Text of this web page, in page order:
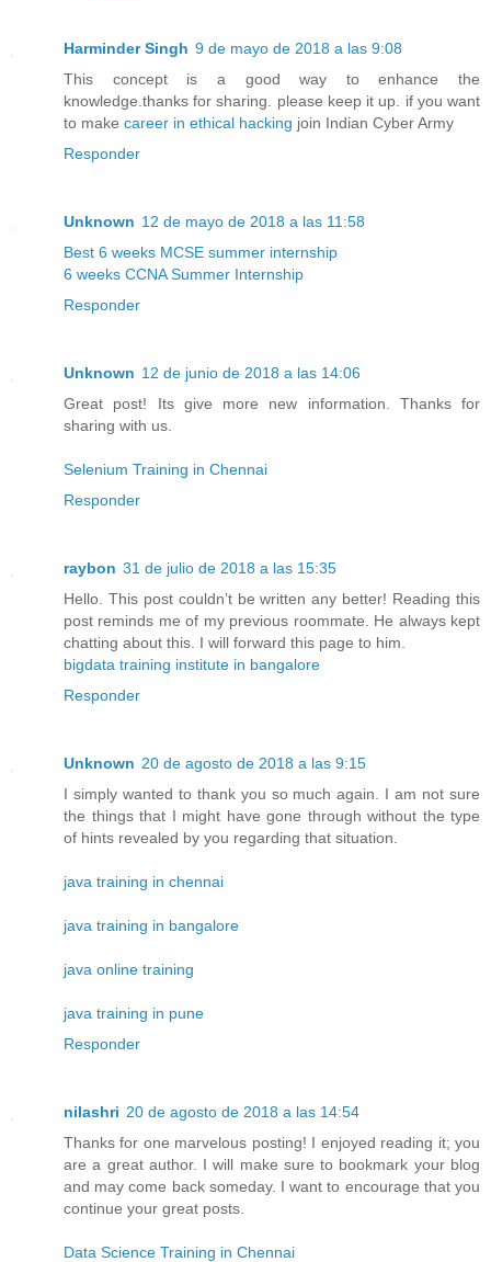
Harminder Singh 9 de mayo de 2018 a las 9:08
This concept is a good way to enhance the
knowledge.thanks for sharing. please keep it up. if you want
to make career in ethical hacking join Indian Cyber Army
Responder
Unknown 12 de mayo de 2018 a las 11:58
Best 6 weeks MCSE summer internship
6 weeks CCNA Summer Internship
Responder
Unknown 12 de junio de 2018 a las 14:06
Great post! Its give more new information. Thanks for
sharing with us.
Selenium Training in Chennai
Responder
raybon 31 de julio de 2018 a las 15:35
Hello. This post couldn’t be written any better! Reading this
post reminds me of my previous roommate. He always kept
chatting about this. I will forward this page to him.
bigdata training institute in bangalore
Responder
Unknown 20 de agosto de 2018 a las 9:15
I simply wanted to thank you so much again. I am not sure
the things that I might have gone through without the type
of hints revealed by you regarding that situation.
java training in chennai
java training in bangalore
java online training
java training in pune
Responder
nilashri 20 de agosto de 2018 a las 14:54
Thanks for one marvelous posting! I enjoyed reading it; you
are a great author. I will make sure to bookmark your blog
and may come back someday. I want to encourage that you
continue your great posts.
Data Science Training in Chennai